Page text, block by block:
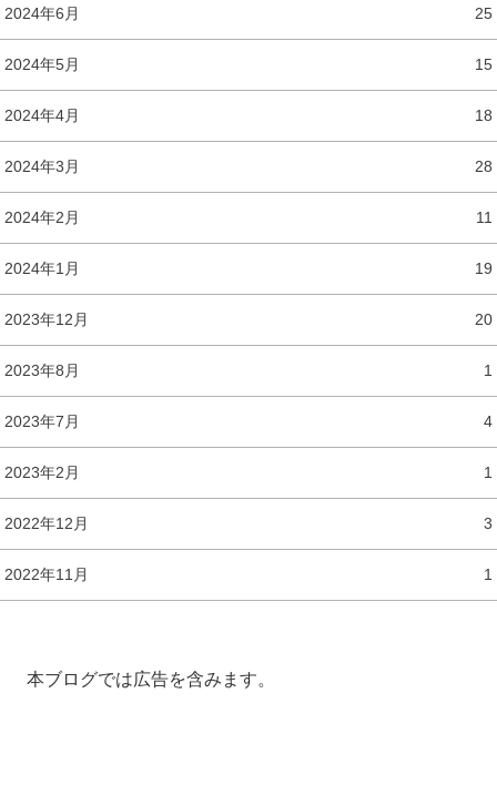
2024年6月 25
2024年5月 15
2024年4月 18
2024年3月 28
2024年2月 11
2024年1月 19
2023年12月 20
2023年8月 1
2023年7月 4
2023年2月 1
2022年12月 3
2022年11月 1
本ブログでは広告を含みます。